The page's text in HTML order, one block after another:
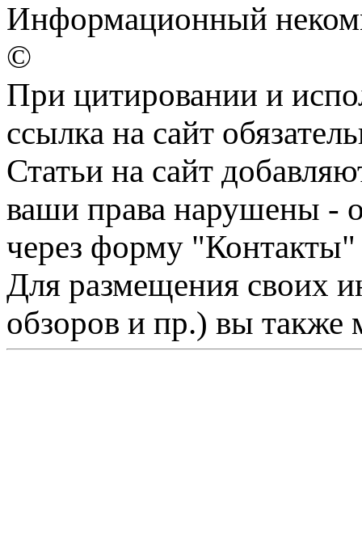
Информационный
©
При цитировании и
ссылка на сайт
Статьи на сайт
ваши права нарушены -
через форму "Контакты"
Для размещения своих
обзоров и пр.) вы также